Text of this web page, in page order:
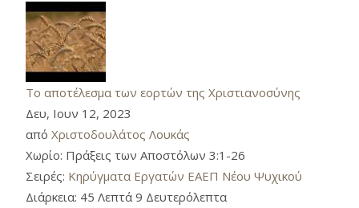
Το αποτέλεσμα των εορτών της Χριστιανοσύνης
Δευ, Ιουν 12, 2023
από Χριστοδουλάτος Λουκάς
Χωρίο: Πράξεις των Αποστόλων 3:1-26
Σειρές: Κηρύγματα Εργατών ΕΑΕΠ Νέου Ψυχικού
Διάρκεια: 45 Λεπτά 9 Δευτερόλεπτα